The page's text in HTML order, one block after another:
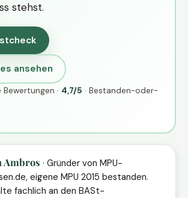
stehst.
ansehen
· 4,7/5 · Bestanden-oder-
Ambros · Gründer von MPU-
eigene MPU 2015 bestanden.
fachlich an den BASt-